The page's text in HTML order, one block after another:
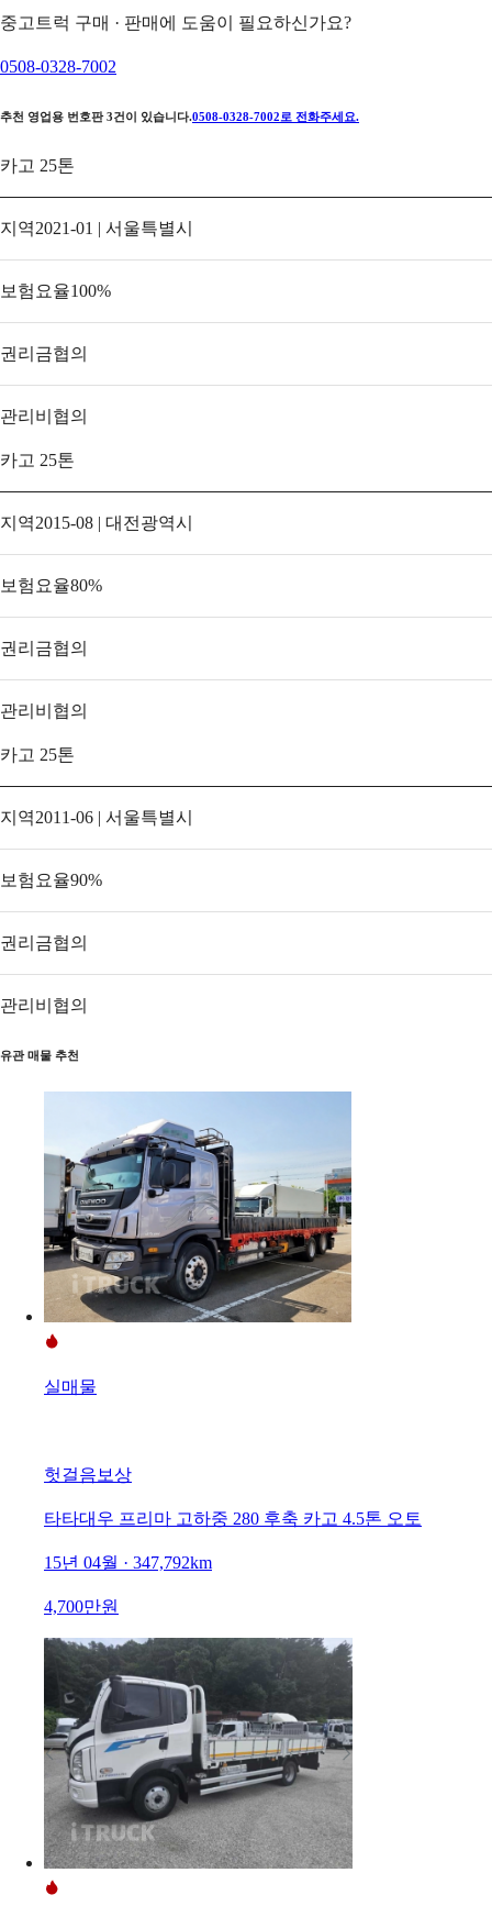
중고트럭 구매 · 판매에 도움이 필요하신가요?
0508-0328-7002
추천 영업용 번호판 3건이 있습니다.0508-0328-7002 로 전화주세요.
카고 25톤
지역2021-01 | 서울특별시
보험요율100%
권리금협의
관리비 협의
카고 25톤
지역2015-08 | 대전광역시
보험요율80%
권리금협의
관리비 협의
카고 25톤
지역2011-06 | 서울특별시
보험요율90%
권리금협의
관리비 협의
유관 매물 추천
실매물
헛걸음보상
타타대우 프리마 고하중 280 후축 카고 4.5톤 오토
15년 04월 · 347,792km
4,700만원